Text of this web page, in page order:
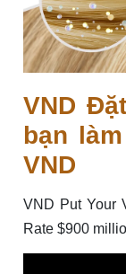
VND
bạn
VND
VND Put Your
Rate $900